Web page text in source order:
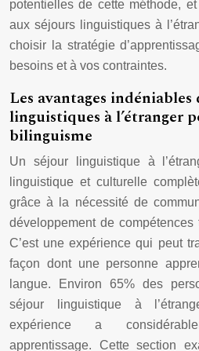
potentielles de cette méthode,
aux séjours linguistiques à
choisir la stratégie
besoins et à vos contraintes.
Les avantages indéniables
linguistiques à l’étranger
bilinguisme
Un séjour linguistique à
linguistique et culturelle
grâce à la nécessité de
développement de compétences
C’est une expérience qui peut
façon dont une personne
langue. Environ 65% des
séjour linguistique à
expérience a
apprentissage. Cette section